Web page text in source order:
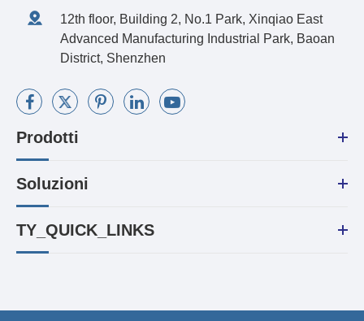
12th floor, Building 2, No.1 Park, Xinqiao East
Advanced Manufacturing Industrial Park, Baoan
District, Shenzhen
Prodotti
Soluzioni
TY_QUICK_LINKS